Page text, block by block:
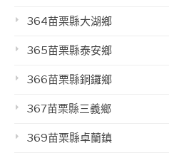
364苗栗縣大湖鄉
365苗栗縣泰安鄉
366苗栗縣銅鑼鄉
367苗栗縣三義鄉
369苗栗縣卓蘭鎮